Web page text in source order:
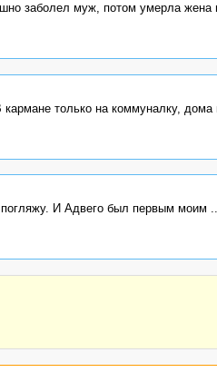
заболел муж, потом умерла жена
только на коммуналку, дома
И Адвего был первым моим